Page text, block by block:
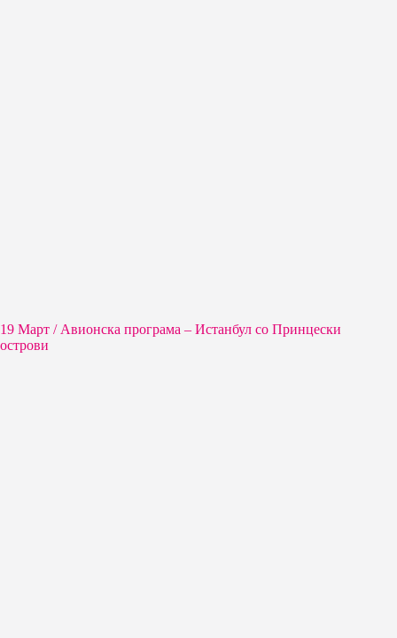
19 Март / Aвионска програма – Истанбул со Принцески
острови